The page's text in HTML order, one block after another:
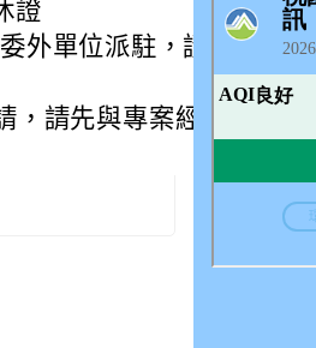
證
外單位派駐，請先與專案
，請先與專案經理聯繫Lin